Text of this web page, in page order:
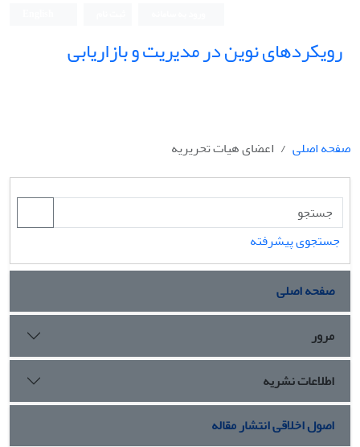
رویکردهای نوین در مدیریت و بازاریابی
صفحه اصلی اعضای هیات تحریریه
جستجوی پیشرفته
صفحه اصلی
مرور
اطلاعات نشریه
اصول اخلاقی انتشار مقاله